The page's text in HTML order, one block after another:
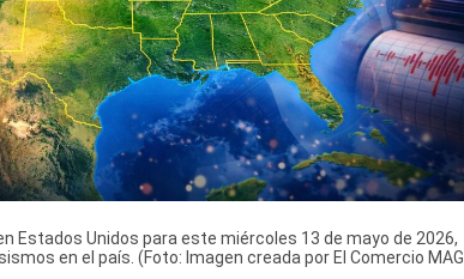
Estados Unidos para este miércoles 13 de mayo de 2026,
en el país. (Foto: Imagen creada por El Comercio MAG